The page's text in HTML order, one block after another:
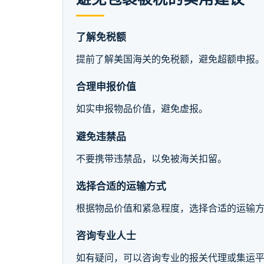
了解免税额
提前了解美国海关的免税额，避免超额申报。
合理申报价值
如实申报物品价值，避免虚报。
避免违禁品
不要携带违禁品，以免被海关扣留。
选择合适的运输方式
根据物品价值和紧急程度，选择合适的运输方
咨询专业人士
如有疑问，可以咨询专业的报关代理或集运平